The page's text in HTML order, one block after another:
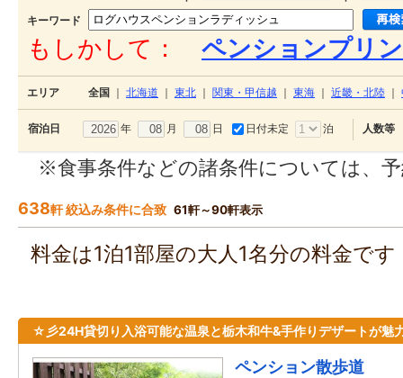
キーワード
もしかして： ペンションプリ
エリア 全国 北海道 東北 関東・甲信越 東海 近畿・北陸
宿泊日 年 月 日 日付未定 泊 人数等
※食事条件などの諸条件については、
638軒 絞込み条件に合致 61軒～90軒表示
料金は1泊1部屋の大人1名分の料金で
☆彡24H貸切り入浴可能な温泉と栃木和牛&手作りデザートが魅
ペンション散歩道